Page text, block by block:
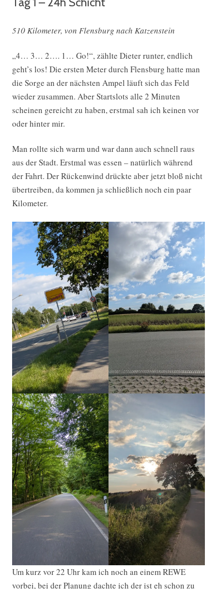
510 Kilometer, von Flensburg nach Katzenstein
„4… 3… 2…. 1… Go!“, zählte Dieter runter, endlich
geht’s los! Die ersten Meter durch Flensburg hatte man
die Sorge an der nächsten Ampel läuft sich das Feld
wieder zusammen. Aber Startslots alle 2 Minuten
scheinen gereicht zu haben, erstmal sah ich keinen vor
oder hinter mir.
Man rollte sich warm und war dann auch schnell raus
aus der Stadt. Erstmal was essen – natürlich während
der Fahrt. Der Rückenwind drückte aber jetzt bloß nicht
übertreiben, da kommen ja schließlich noch ein paar
Kilometer.
Um kurz vor 22 Uhr kam ich noch an einem REWE
vorbei, bei der Planung dachte ich der ist eh schon zu